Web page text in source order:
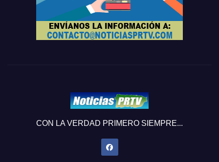
CON LA VERDAD PRIMERO SIEMPRE...